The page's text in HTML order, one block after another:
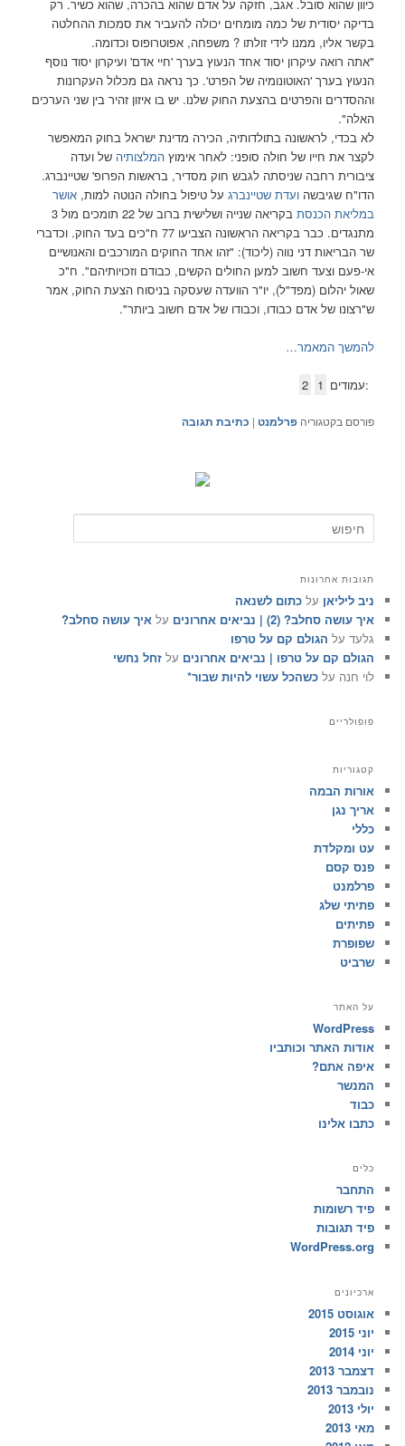
כיוון שהוא סובל. אגב, חזקה על אדם שהוא בהכרה, שהוא כשיר. רק
בדיקה יסודית של כמה מומחים יכולה להעביר את סמכות ההחלטה
בקשר אליו, ממנו לידי זולתו ? משפחה, אפוטרופוס וכדומה.
"אתה רואה עיקרון יסוד אחד הנעוץ בערך 'חיי אדם' ועיקרון יסוד נוסף
הנעוץ בערך 'האוטונומיה של הפרט'. כך נראה גם מכלול העקרונות
וההסדרים והפרטים בהצעת החוק שלנו. יש בו איזון זהיר בין שני הערכים
האלה".
לא בכדי, לראשונה בתולדותיה, הכירה מדינת ישראל בחוק המאפשר
לקצר את חייו של חולה סופני: לאחר אימוץהמלצותיה של ועדה
ציבורית רחבה שניסתה לגבש חוק מסדיר, בראשות הפרופ' שטיינברג.
הדו"ח שגיבשהועדת שטיינברג על טיפול בחולה הנוטה למות,אושר
במליאת הכנסת
בקריאה שנייה ושלישית ברוב של 22 תומכים מול 3
מתנגדים. כבר בקריאה הראשונה הצביעו 77 ח"כים בעד החוק. וכדברי
שר הבריאות דני נווה (ליכוד): "זהו אחד החוקים המורכבים והאנושיים
אי-פעם וצעד חשוב למען החולים הקשים, כבודם וזכויותיהם". ח"כ
שאול יהלום (מפד"ל), יו"ר הוועדה שעסקה בניסוח הצעת החוק, אמר
ש"רצונו של אדם כבודו, וכבודו של אדם חשוב ביותר".
להמשך המאמר…
:עמודים 1
2
פורסם בקטגוריה פרלמנט | כתיבת תגובה
י
ותגובות אחרונות
ניב ליליאן עלכתום לשנאה
איך עושה סחלב? (2) | נביאים אחרונים
עלאיך עושה סחלב?
גלעד על הגולם קם על טרפו
הגולם קם על טרפו | נביאים אחרונים עלזחל נחשי
לוי חנה עלכשהכל עשוי להיות שבור*
פופולריים
קטגוריות
אורות הבמה
אריך נגן
כללי
עט ומקלדת
פנס קסם
פרלמנט
פתיתי שלג
פתיתים
שפופרת
שרביט
על האתר
WordPress
אודות האתר וכותביו
איפה אתם?
המנשר
כבוד
כתבו אלינו
כלים
התחבר
פיד רשומות
פיד תגובות
WordPress.org
ארכיונים
אוגוסט 2015
יוני 2015
יוני 2014
דצמבר 2013
נובמבר 2013
יולי 2013
מאי 2013